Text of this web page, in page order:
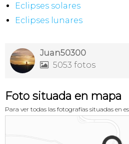
Eclipses solares
Eclipses lunares
Juan50300
 5053 fotos
Foto situada en mapa
Para ver todas las fotografías situadas en